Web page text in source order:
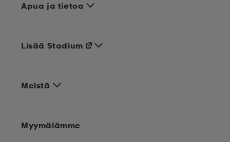
Apua ja tietoa
Meistä
Lisää Stadium
Myymälämme